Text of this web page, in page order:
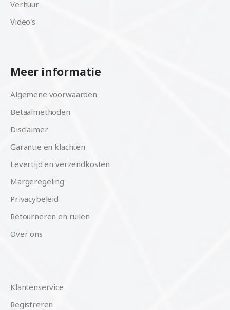
Verhuur
Video's
Meer informatie
Algemene voorwaarden
Betaalmethoden
Disclaimer
Garantie en klachten
Levertijd en verzendkosten
Margeregeling
Privacybeleid
Retourneren en ruilen
Over ons
Klantenservice
Registreren